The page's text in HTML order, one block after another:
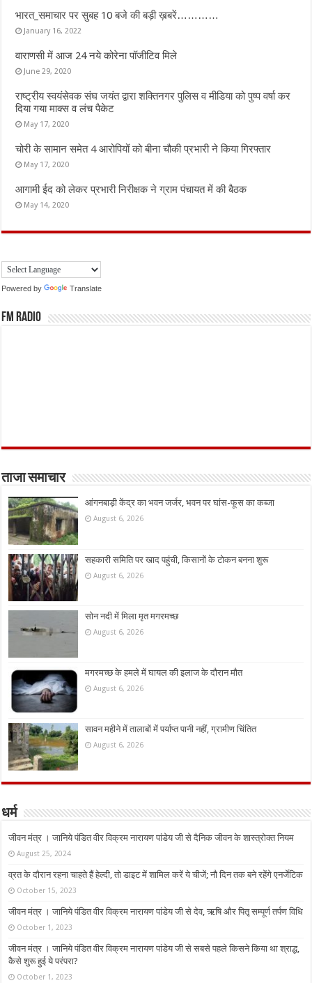
भारत_समाचार पर सुबह 10 बजे की बड़ी ख़बरें…………
January 16, 2022
वाराणसी में आज 24 नये कोरेना पॉजीटिव मिले
June 29, 2020
राष्ट्रीय स्वयंसेवक संघ जयंत द्वारा शक्तिनगर पुलिस व मीडिया को पुष्प वर्षा कर
दिया गया माक्स व लंच पैकेट
May 17, 2020
चोरी के सामान समेत 4 आरोपियों को बीना चौकी प्रभारी ने किया गिरफ्तार
May 17, 2020
आगामी ईद को लेकर प्रभारी निरीक्षक ने ग्राम पंचायत में की बैठक
May 14, 2020
Powered by Translate
FM Radio
ताजा समाचार
आंगनबाड़ी केंद्र का भवन जर्जर, भवन पर घांस-फूस का कब्जा
August 6, 2026
सहकारी समिति पर खाद पहुंची, किसानों के टोकन बनना शुरू
August 6, 2026
सोन नदी में मिला मृत मगरमच्छ
August 6, 2026
मगरमच्छ के हमले में घायल की इलाज के दौरान मौत
August 6, 2026
सावन महीने में तालाबों में पर्याप्त पानी नहीं, ग्रामीण चिंतित
August 6, 2026
धर्म
जीवन मंत्र । जानिये पंडित वीर विक्रम नारायण पांडेय जी से दैनिक जीवन के शास्त्रोक्त नियम
August 25, 2024
व्रत के दौरान रहना चाहते हैं हेल्दी, तो डाइट में शामिल करें ये चीजें; नौ दिन तक बने रहेंगे एनर्जेटिक
October 15, 2023
जीवन मंत्र । जानिये पंडित वीर विक्रम नारायण पांडेय जी से देव, ऋषि और पितृ सम्पूर्ण तर्पण विधि
October 1, 2023
जीवन मंत्र । जानिये पंडित वीर विक्रम नारायण पांडेय जी से सबसे पहले किसने किया था श्राद्ध,
कैसे शुरू हुई ये परंपरा?
October 1, 2023